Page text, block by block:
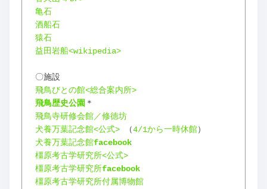
亀石
酒船石
猿石
益田岩船<wikipedia>
〇施設
飛鳥びとの館<総合案内所>
飛鳥歴史公園 ＊
飛鳥寺研修会館／修徳坊
犬養万葉記念館<公式> （4/1から一時休館）
犬養万葉記念館facebook
橿原考古学研究所<公式>
橿原考古学研究所facebook
橿原考古学研究所付属博物館